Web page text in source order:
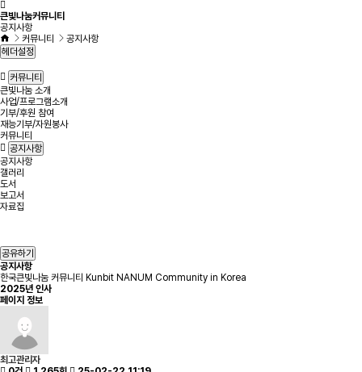
큰빛나눔커뮤니티
공지사항
커뮤니티
공지사항
헤더설정
커뮤니티
큰빛나눔 소개
사업/프로그램소개
기부/후원 참여
재능기부/자원봉사
커뮤니티
공지사항
공지사항
갤러리
도서
보고서
자료집
공유하기
공지사항
한국큰빛나눔 커뮤니티 Kunbit NANUM Community in Korea
2025년 인사
페이지 정보
최고관리자